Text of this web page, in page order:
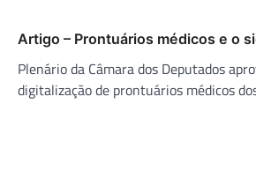
Artigo – Prontuários médicos e o
Plenário da Câmara dos Deputados
digitalização de prontuários médicos